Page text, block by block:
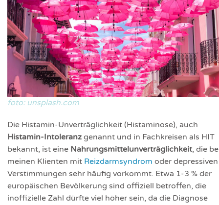
foto: unsplash.com
Die Histamin-Unverträglichkeit (Histaminose), auch
Histamin-Intoleranz genannt und in Fachkreisen als HIT
bekannt, ist eine Nahrungsmittelunverträglichkeit, die
meinen Klienten mit Reizdarmsyndrom oder depressiven
Verstimmungen sehr häufig vorkommt. Etwa 1-3 % der
europäischen Bevölkerung sind offiziell betroffen, die
inoffizielle Zahl dürfte viel höher sein, da die Diagnose